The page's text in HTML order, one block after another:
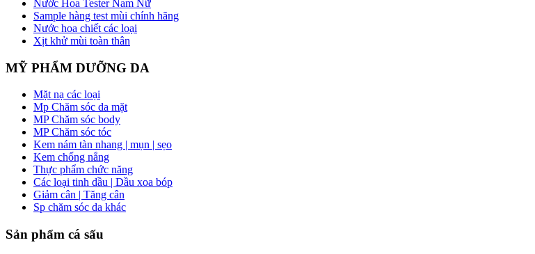
Nước Hoa Tester Nam Nữ
Sample hàng test mùi chính hãng
Nước hoa chiết các loại
Xịt khử mùi toàn thân
MỸ PHẨM DƯỠNG DA
Mặt nạ các loại
Mp Chăm sóc da mặt
MP Chăm sóc body
MP Chăm sóc tóc
Kem nám tàn nhang | mụn | sẹo
Kem chống nắng
Thực phẩm chức năng
Các loại tinh dầu | Dầu xoa bóp
Giảm cân | Tăng cân
Sp chăm sóc da khác
Sản phẩm cá sấu